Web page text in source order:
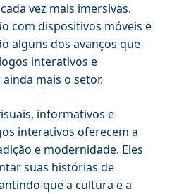
vez mais imersivas.
com dispositivos móveis e
alguns dos avanços que
interativos e
mais o setor.
informativos e
interativos oferecem a
e modernidade. Eles
suas histórias de
que a cultura e a